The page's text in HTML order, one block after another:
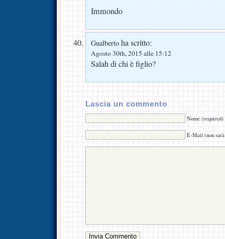
Immondo
Gualberto ha scritto:
Agosto 30th, 2015 alle 15:12
Salah di chi è figlio?
Lascia un commento
Nome (required)
E-Mail (non